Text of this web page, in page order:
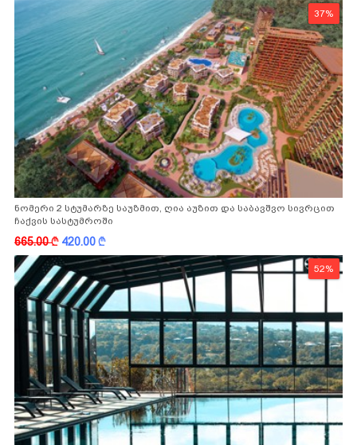
37%
ნომერი 2 სტუმარზე საუზმით, ღია აუზით და საბავშვო სივრცით
ჩაქვის სასტუმროში
665.00k 420.00k
52%